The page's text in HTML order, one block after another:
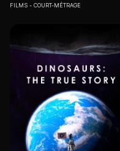
FILMS COURT-MÉTRAGE